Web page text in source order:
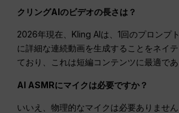
クリングAIのビデオの長さは？
2026年現在、Kling AIは、1回のプロンプ
に詳細な連続動画を生成することをネイ
ており、これは短編コンテンツに最適で
AI ASMRにマイクは必要ですか？
いいえ、物理的なマイクは必要ありませ